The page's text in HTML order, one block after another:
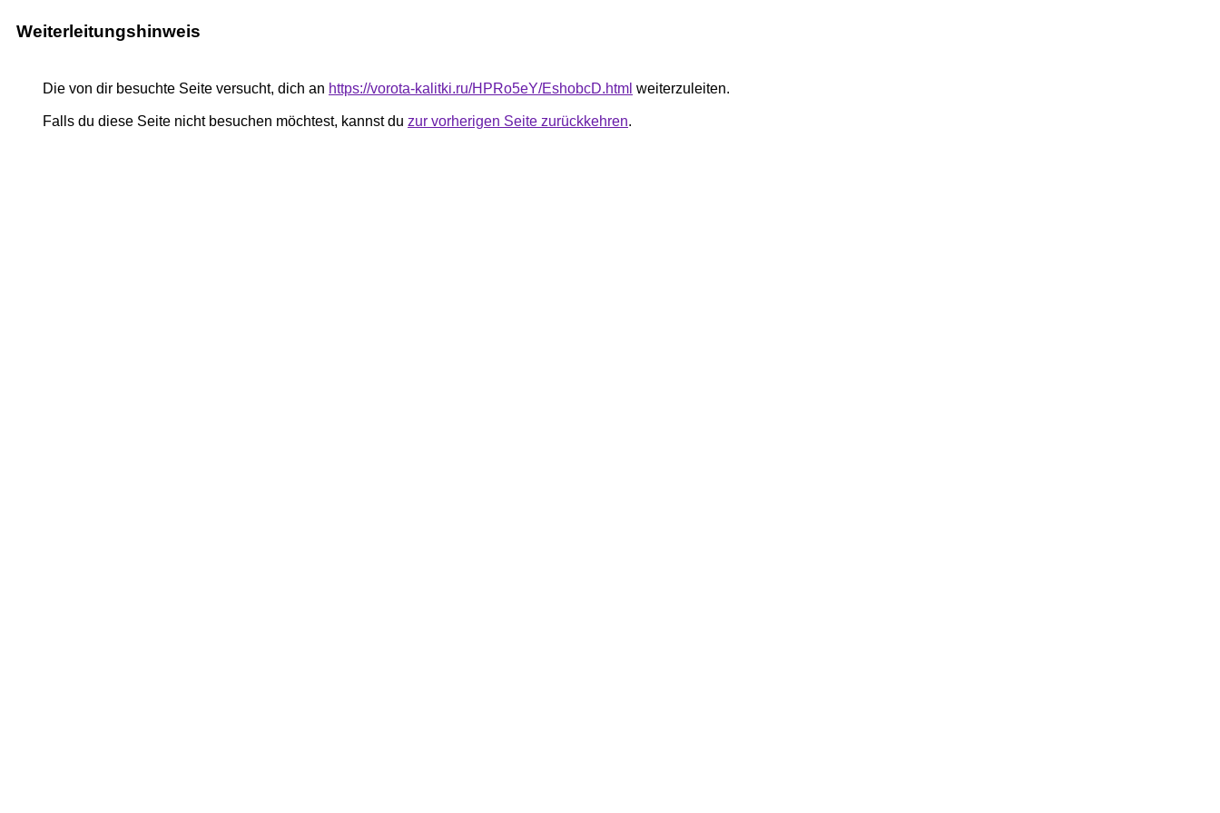
Weiterleitungshinweis
Die von dir besuchte Seite versucht, dich an https://vorota-kalitki.ru/HPRo5eY/EshobcD.html weiterzuleiten.
Falls du diese Seite nicht besuchen möchtest, kannst du zur vorherigen Seite zurückkehren.